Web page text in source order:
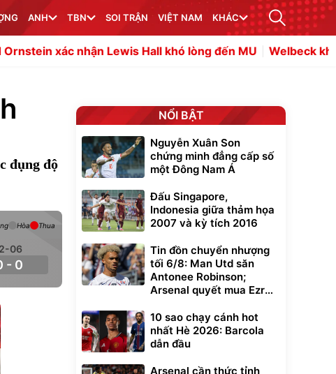
ANH TBN SOI TRẬN VIỆT NAM KHÁC
nhận Lewis Hall khó lòng đến MU Welbeck khiến dàn sao
đụng độ
06
- 0
Hòa Thua
NỔI BẬT
Nguyễn Xuân Son
chứng minh đẳng cấp số
một Đông Nam Á
Đấu Singapore,
Indonesia giữa thảm họa
2007 và kỳ tích 2016
Tin đồn chuyển nhượng
tối 6/8: Man Utd săn
Antonee Robinson;
Arsenal quyết mua Ezri
10 sao chạy cánh hot
nhất Hè 2026: Barcola
dẫn đầu
Arsenal cần thức tỉnh